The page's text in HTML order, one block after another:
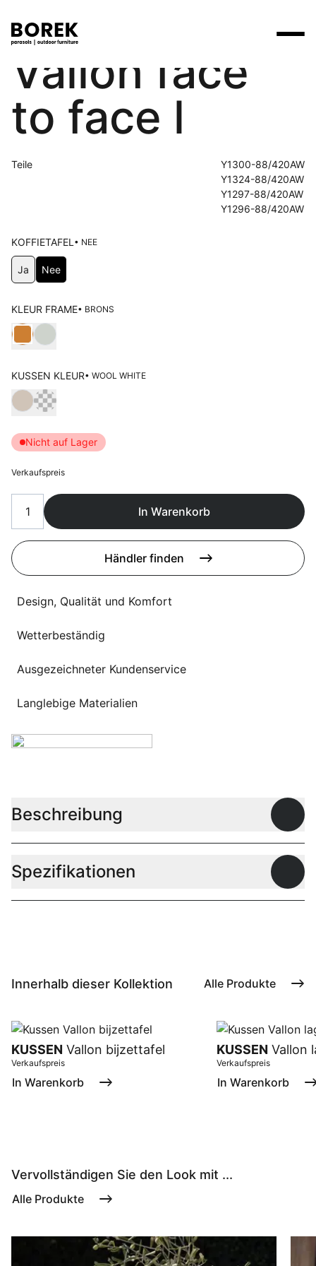
Produkte
Produkte
Tische
Kollektionen
Marken
Marken
Verkaufsstellen
Verkaufsstellen
Mehr
Contact
Sprachwahl
Vallon face
to face l
Teile
Y1300-88/420AW
Y1324-88/420AW
Y1297-88/420AW
Y1296-88/420AW
KOFFIETAFEL • NEE
Wählen Koffietafel
Ja Nee
KLEUR FRAME• BRONS
Wählen Kleur frame
KUSSEN KLEUR• WOOL WHITE
Wählen Kussen kleur
Nicht auf Lager
Verkaufspreis
In Warenkorb
Händler finden
Design, Qualität und Komfort
Wetterbeständig
Ausgezeichneter Kundenservice
Langlebige Materialien
Beschreibung
Spezifikationen
Innerhalb dieser Kollektion Alle Produkte
KUSSEN Vallon bijzettafel
Verkaufspreis
In Warenkorb
KUSSEN Vallon
Verkaufspreis
In Warenkorb
Vervollständigen Sie den Look mit ...
Alle Produkte